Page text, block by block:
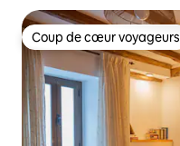
Coup de cœur voyageurs
Coup de cœur voyageurs